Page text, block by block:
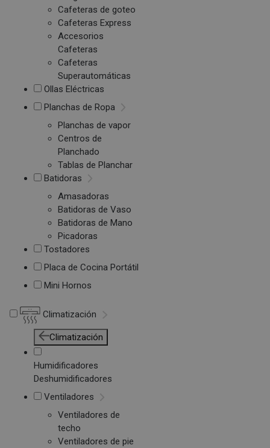
Cafeteras de goteo
Cafeteras Express
Accesorios
Cafeteras
Cafeteras
Superautomáticas
Ollas Eléctricas
Planchas de Ropa
Planchas de vapor
Centros de
Planchado
Tablas de Planchar
Batidoras
Amasadoras
Batidoras de Vaso
Batidoras de Mano
Picadoras
Tostadores
Placa de Cocina Portátil
Mini Hornos
Climatización
Climatización
Humidificadores
Deshumidificadores
Ventiladores
Ventiladores de
techo
Ventiladores de pie